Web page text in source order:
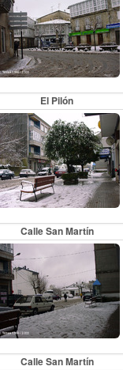
El Pilón
Calle San Martín
Calle San Martín